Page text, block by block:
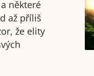
některé
až příliš
že elity